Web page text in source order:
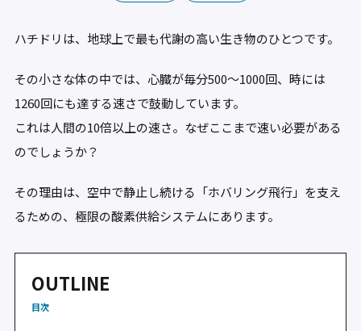
ハチドリは、地球上で最も代謝の高い生き物のひとつです。
その小さな体の中では、心臓が毎分500〜1000回、時には
1260回にも達する速さで鼓動しています。
これは人間の10倍以上の速さ。なぜここまで速い必要がある
のでしょうか？
その理由は、空中で静止し続ける「ホバリング飛行」を支え
るための、極限の酸素供給システムにあります。
OUTLINE
目次